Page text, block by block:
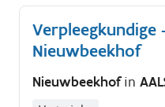
dagelijkse bezigheden
verpleegkundige
richtlijnen; je
procedures rond
Verpleegkundige
Nieuwbeekhof
Nieuwbeekhofin